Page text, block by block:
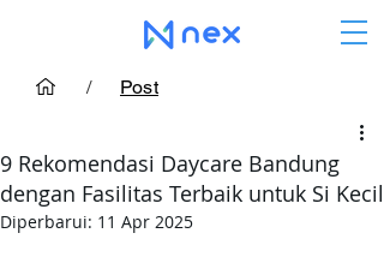
/ Post
9 Rekomendasi Daycare Bandung
dengan Fasilitas Terbaik untuk Si Kecil
Diperbarui: 11 Apr 2025